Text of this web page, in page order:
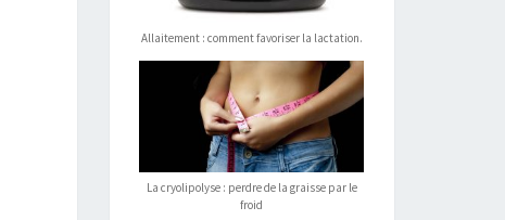
Allaitement : comment favoriser la lactation.
La cryolipolyse : perdre de la graisse par le
froid